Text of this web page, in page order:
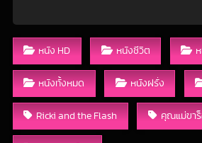
หนัง HD หนังชีวิต
หนังทั้งหมด หนังฝรั่ง
Ricki and the Flash คุณแม่ขา